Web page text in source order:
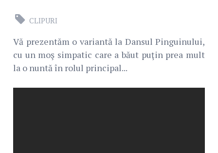
CLIPURI
Vă prezentăm o variantă la Dansul Pinguinului,
cu un moş simpatic care a băut puţin prea mult
la o nuntă în rolul principal...